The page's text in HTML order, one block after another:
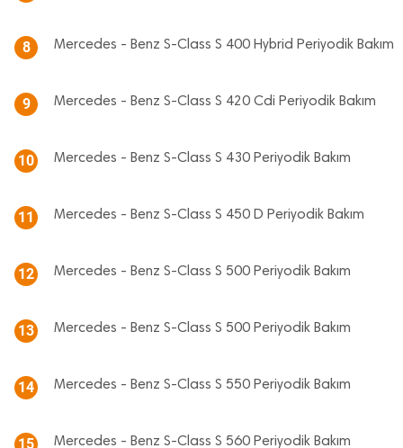
8 Mercedes - Benz S-Class S 400 Hybrid Periyodik Bakım
9 Mercedes - Benz S-Class S 420 Cdi Periyodik Bakım
10 Mercedes - Benz S-Class S 430 Periyodik Bakım
11 Mercedes - Benz S-Class S 450 D Periyodik Bakım
12 Mercedes - Benz S-Class S 500 Periyodik Bakım
13 Mercedes - Benz S-Class S 500 Periyodik Bakım
14 Mercedes - Benz S-Class S 550 Periyodik Bakım
15 Mercedes - Benz S-Class S 560 Periyodik Bakım